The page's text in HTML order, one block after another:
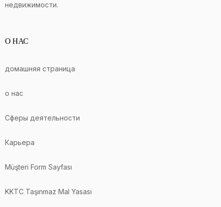
недвижимости.
О НАС
домашняя страница
о нас
Сферы деятельности
Карьера
Müşteri Form Sayfası
KKTC Taşınmaz Mal Yasası